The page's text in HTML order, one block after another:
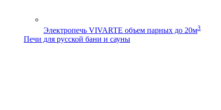
Электропечь VIVARTE объем парных до 20м3
Печи для русской бани и сауны